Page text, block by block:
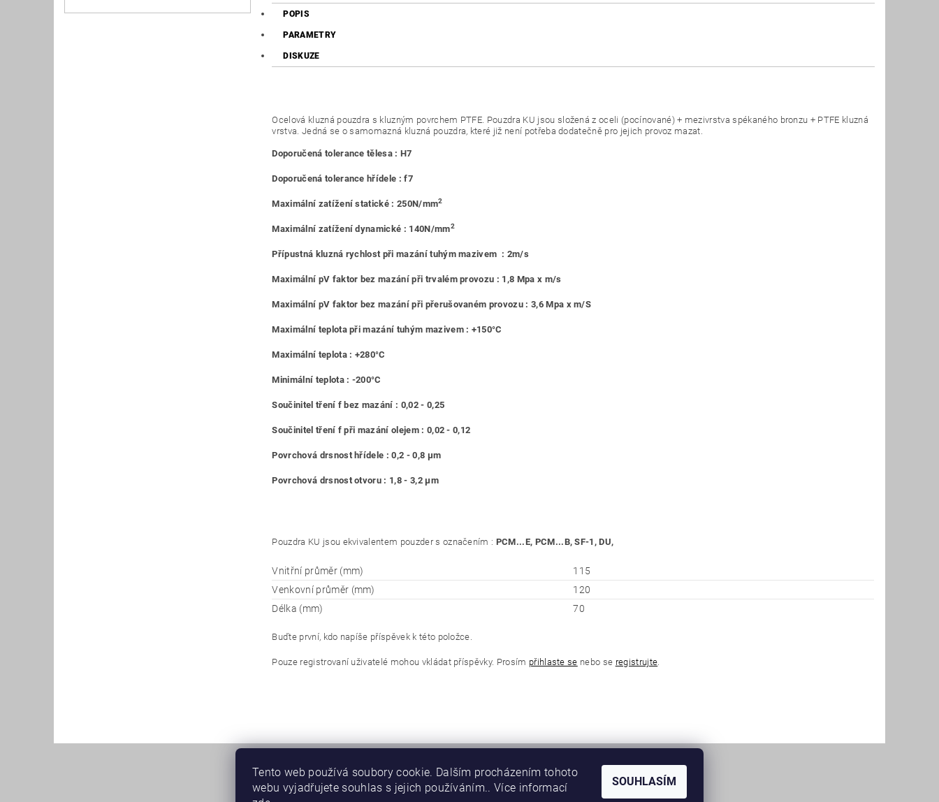
POPIS
PARAMETRY
DISKUZE
Ocelová kluzná pouzdra s kluzným povrchem PTFE. Pouzdra KU jsou složená z oceli (pocínované) + mezivrstva spékaného bronzu + PTFE kluzná
vrstva. Jedná se o samomazná kluzná pouzdra, které již není potřeba dodatečně pro jejich provoz mazat.
Doporučená tolerance tělesa : H7
Doporučená tolerance hřídele : f7
Maximální zatížení statické : 250N/mm2
Maximální zatížení dynamické : 140N/mm2
Přípustná kluzná rychlost při mazání tuhým mazivem : 2m/s
Maximální pV faktor bez mazání při trvalém provozu : 1,8 Mpa x m/s
Maximální pV faktor bez mazání při přerušovaném provozu : 3,6 Mpa x m/S
Maximální teplota při mazání tuhým mazivem : +150°C
Maximální teplota : +280°C
Minimální teplota : -200°C
Součinitel tření f bez mazání : 0,02 - 0,25
Součinitel tření f při mazání olejem : 0,02 - 0,12
Povrchová drsnost hřídele : 0,2 - 0,8 μm
Povrchová drsnost otvoru : 1,8 - 3,2 μm
Pouzdra KU jsou ekvivalentem pouzder s označením : PCM...E, PCM...B, SF-1, DU,
Vnitřní průměr (mm)
115
Venkovní průměr (mm)
120
Délka (mm)
70
Buďte první, kdo napíše příspěvek k této položce.
Pouze registrovaní uživatelé mohou vkládat příspěvky. Prosím přihlaste se nebo se registrujte.
Tento web používá soubory cookie. Dalším procházením tohoto
webu vyjadřujete souhlas s jejich používáním.. Více informací
SOUHLASÍM